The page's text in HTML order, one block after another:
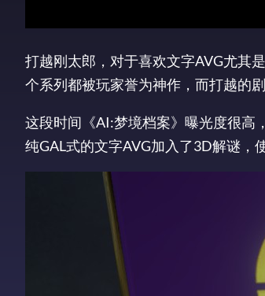
打越刚太郎，对于喜欢文字AVG尤其
个系列都被玩家誉为神作，而打越的
这段时间《AI:梦境档案》曝光度很高
纯GAL式的文字AVG加入了3D解谜，